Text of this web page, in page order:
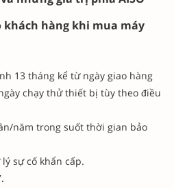
khách hàng khi mua máy
13 tháng kể từ ngày giao hàng
chạy thử thiết bị tùy theo điều
năm trong suốt thời gian bảo
sự cố khẩn cấp.